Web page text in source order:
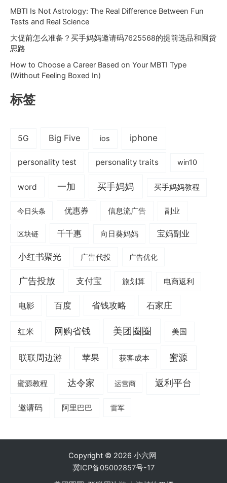
MBTI Is Not Astrology: The Real Difference Between Fun
Tests and Real Science
大促前怎么准备？买手妈妈邀请码7625568的提前选品和囤货
思路
How to Choose a Career Based on Your MBTI Type
(Without Feeling Boxed In)
标签
5G Big Five ios iphone
personality test personality traits win10
word 一加 买手妈妈 买手妈妈教程
今日头条 优惠券 信息流广告 副业
区块链 千千惠 向日葵妈妈 宝妈副业
小红书聚光 广告代投 广告优化
广告投放 支付宝 旅划算 电商返利
电影 百度 省钱攻略 石家庄
红米 网购省钱 美团圈圈 美国
联联周边游 苹果 获客成本 蜜源
蜜源教程 达令家 运营商 返利平台
邀请码 阿里巴巴 雷军
Copyright © 2026 小六网
冀ICP备05002857号-17